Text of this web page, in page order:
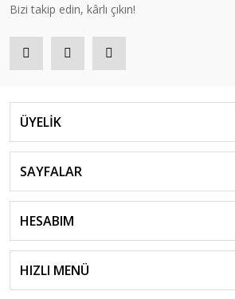
Bizi takip edin, kârlı çıkın!
ÜYELİK
SAYFALAR
HESABIM
HIZLI MENÜ